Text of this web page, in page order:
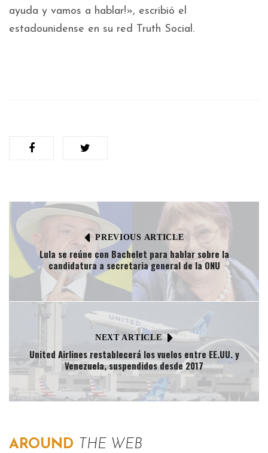
ayuda y vamos a hablar!», escribió el
estadounidense en su red Truth Social.
PREVIOUS ARTICLE
Lula se reúne con Bachelet para hablar sobre la
candidatura a secretaria general de la ONU
NEXT ARTICLE
United Airlines restablecerá los vuelos entre EE.UU. y
Venezuela, suspendidos desde 2017
AROUND THE WEB